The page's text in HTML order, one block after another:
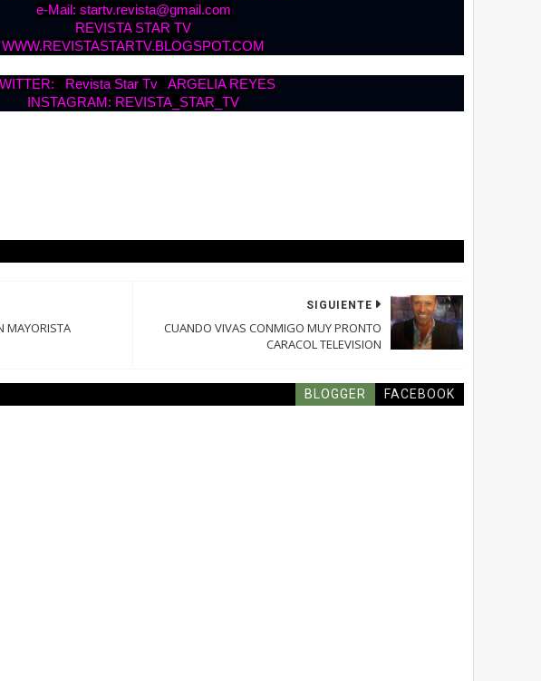
e-Mail: startv.revista@gmail.com
REVISTA STAR TV
WWW.REVISTASTARTV.BLOGSPOT.COM
Revista Star Tv ARGELIA REYES
INSTAGRAM: REVISTA_STAR_TV
SIGUIENTE
CUANDO VIVAS CONMIGO MUY PRONTO
CARACOL TELEVISION
MAYORISTA
BLOGGER FACEBOOK